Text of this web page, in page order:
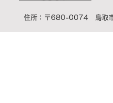
住所：〒680-0074 鳥取